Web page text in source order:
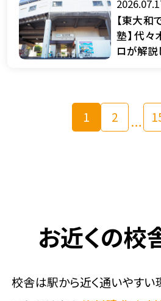
【東大和
塾】代
ロが解説
1 2 …
お近くの校
校舎は駅から近く通いやすい